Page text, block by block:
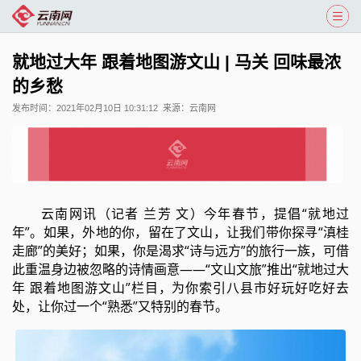
就地过大年 跟着地图游文山 | 马关 回味最浓
的乡愁
发布时间： 2021年02月10日 10:31:12 来源： 云南网
云南网讯（记者 兰芳 文）今年春节，提倡“就地过
年”。如果，外地的你，留在了文山，让我们带你探寻“滇桂
走廊”的美好；如果，你是渴求“诗与远方”的旅行一族，可借
此重温身边被忽略的诗情画意——“文山文旅”推出“就地过大
年 跟着地图游文山”栏目，为你索引八县市好玩好吃好去
处，让你过一个“熟悉”又特别的春节。